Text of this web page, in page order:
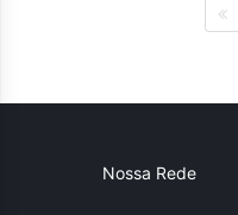
Nossa Rede